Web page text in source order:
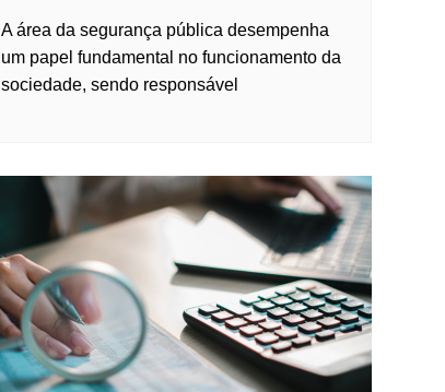
A área da segurança pública desempenha
um papel fundamental no funcionamento da
sociedade, sendo responsável